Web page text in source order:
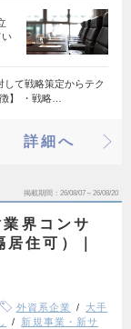
い
して戦略策定からテク
】 ・戦略…
詳細へ
掲載期間 26/08/07～26/08/20
界コンサ
住可）｜
外資系企業
大手
新規事業・新サ